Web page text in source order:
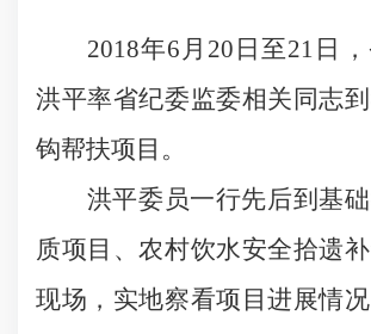
2018年6 月 20 日至21 日
洪平率省纪委监委相关同志
钩帮扶项目。
洪平委员一行先后到基
质项目、农村饮水安全拾遗
现场，实地察看项目进展情